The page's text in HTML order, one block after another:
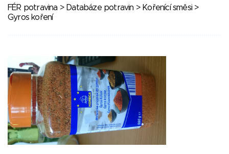
FÉR potravina > Databáze potravin > Kořenící směsi >
Gyros koření